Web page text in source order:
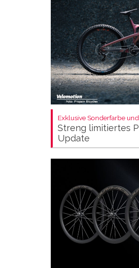
Exklusive Sonderfarbe
Streng limitiertes
Update